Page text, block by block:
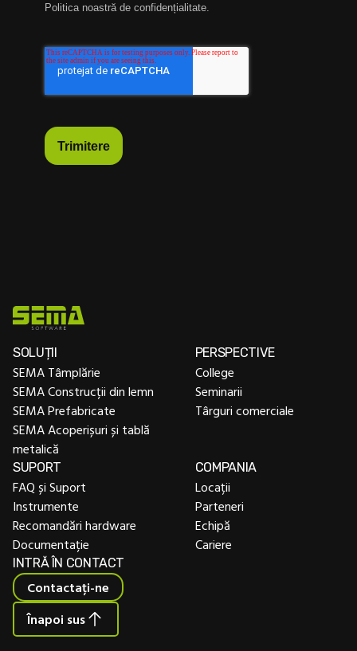
Politica noastră de confidențialitate.
Trimitere
SOLUȚII
SEMA Tâmplărie
SEMA Construcții din lemn
SEMA Prefabricate
SEMA Acoperișuri și tablă
metalică
PERSPECTIVE
College
Seminarii
Târguri comerciale
SUPORT
FAQ și Suport
Instrumente
Recomandări hardware
Documentație
COMPANIA
Locații
Parteneri
Echipă
Cariere
INTRĂ ÎN CONTACT
Contactați-ne
Înapoi sus